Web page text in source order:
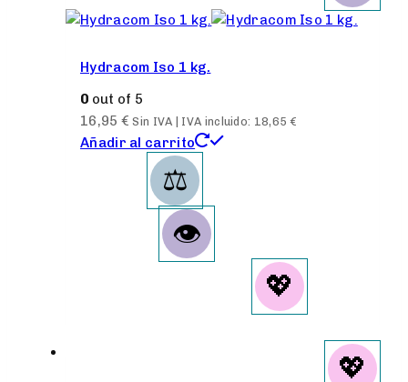
Hydracom Iso 1 kg.
0 out of 5
16,95 € Sin IVA | IVA incluido: 18,65€
Añadir al carrito